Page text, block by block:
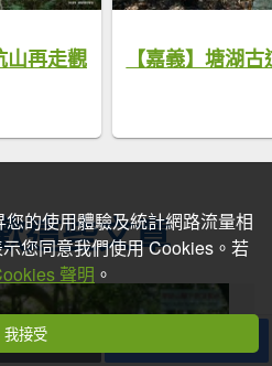
山再走觀
【嘉義】塘湖
這些文章
下一篇
的使用體驗及統計網路流量相
您同意我們使用 Cookies。若
聲明 。
我接受